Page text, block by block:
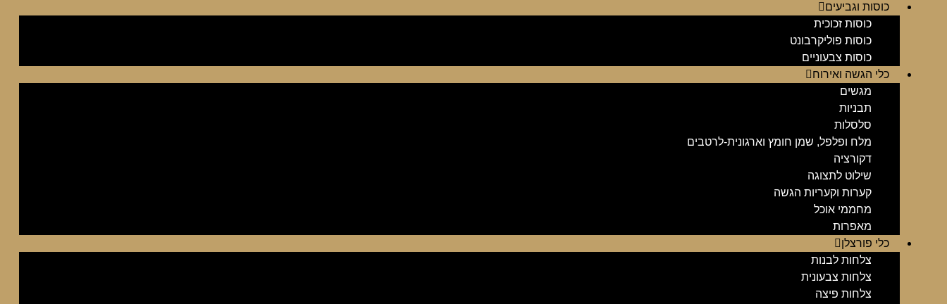
כוסות וגביעים
כוסות זכוכית
כוסות פוליקרבונט
כוסות צבעוניים
כלי הגשה ואירוח
מגשים
תבניות
סלסלות
מלח ופלפל, שמן חומץ וארגונית-לרטבים
דקורציה
שילוט לתצוגה
קערות וקעריות הגשה
מחממי אוכל
מאפרות
כלי פורצלן
צלחות לבנות
צלחות צבעונית
צלחות פיצה